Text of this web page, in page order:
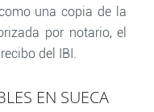
una copia de la
por notario, el
del IBI.
EN SUECA